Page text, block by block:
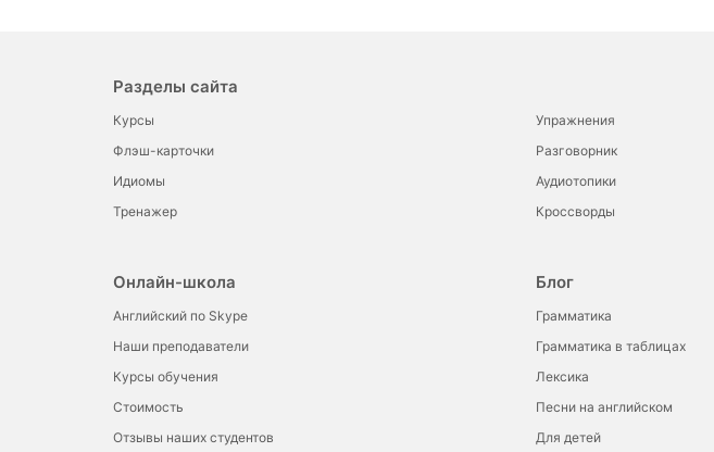
Разделы сайта
Курсы
Флэш-карточки
Идиомы
Тренажер
Упражнения
Разговорник
Аудиотопики
Кроссворды
Онлайн-школа
Английский по Skype
Наши преподаватели
Курсы обучения
Стоимость
Отзывы наших студентов
Блог
Грамматика
Грамматика в таблицах
Лексика
Песни на английском
Для детей